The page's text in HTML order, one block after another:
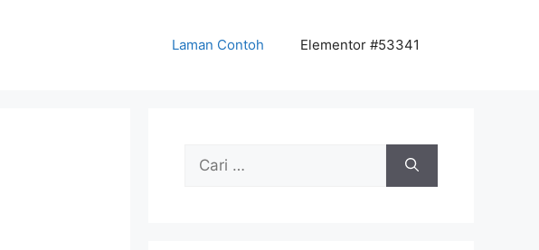
Laman Contoh Elementor #53341
Cari